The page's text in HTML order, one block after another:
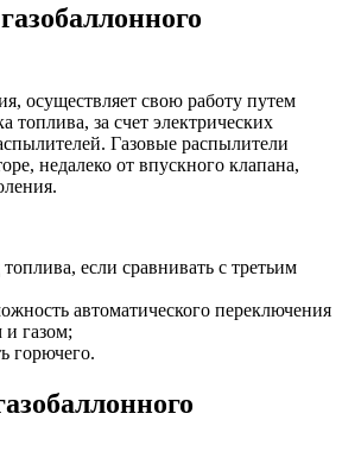
осуществляет свою работу путем
топлива, за счет электрических
Газовые распылители
недалеко от впускного клапана,
если сравнивать с третьим
автоматического переключения
газом;
горючего.